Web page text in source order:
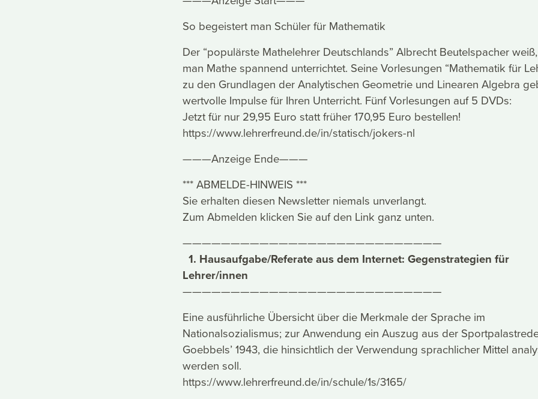
So begeistert man Schüler für Mathematik
Der “populärste Mathelehrer Deutschlands” Albrecht Beutelspacher
man Mathe spannend unterrichtet. Seine Vorlesungen “Mathematik für
zu den Grundlagen der Analytischen Geometrie und Linearen Algebra
wertvolle Impulse für Ihren Unterricht. Fünf Vorlesungen auf 5 DVDs:
Jetzt für nur 29,95 Euro statt früher 170,95 Euro bestellen!
https://www.lehrerfreund.de/in/statisch/jokers-nl
———Anzeige Ende———
*** ABMELDE-HINWEIS ***
Sie erhalten diesen Newsletter niemals unverlangt.
Zum Abmelden klicken Sie auf den Link ganz unten.
———————————————————————————
1. Hausaufgabe/Referate aus dem Internet: Gegenstrategien für
Lehrer/innen
———————————————————————————
Eine ausführliche Übersicht über die Merkmale der Sprache im
Nationalsozialismus; zur Anwendung ein Auszug aus der
Goebbels’ 1943, die hinsichtlich der Verwendung sprachlicher Mittel
werden soll.
https://www.lehrerfreund.de/in/schule/1s/3165/